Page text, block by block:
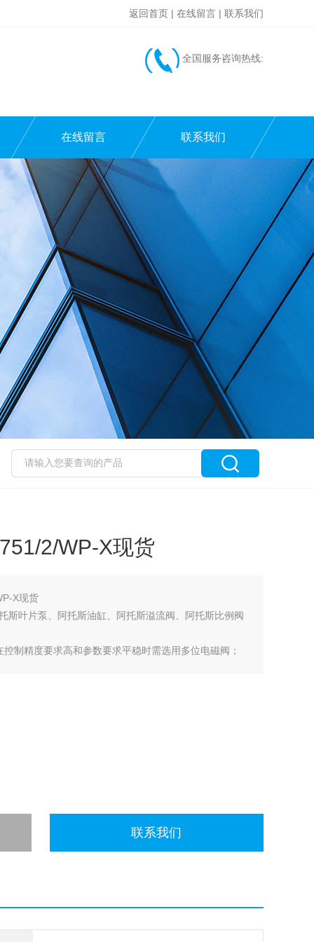
返回首页 | 在线留言 | 联系我们
全国服务咨询热线:
在线留言 联系我们
2/WP-X现货
X现货
斯叶片泵、阿托斯油缸、阿托斯溢流阀、阿托斯比例阀
制精度要求高和参数要求平稳时需选用多位电磁阀；
联系我们